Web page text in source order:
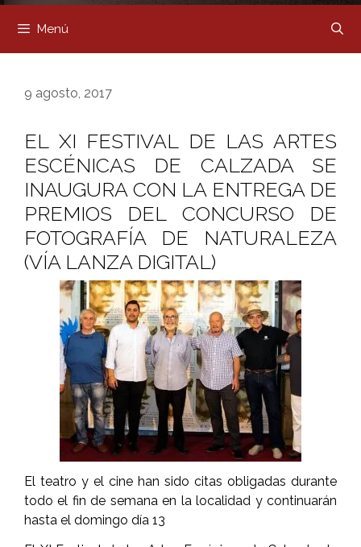
Menú
9 agosto, 2017
EL XI FESTIVAL DE LAS ARTES
ESCÉNICAS DE CALZADA SE
INAUGURA CON LA ENTREGA DE
PREMIOS DEL CONCURSO DE
FOTOGRAFÍA DE NATURALEZA
(VÍA LANZA DIGITAL)
El teatro y el cine han sido citas obligadas durante
todo el fin de semana en la localidad y continuarán
hasta el domingo día 13